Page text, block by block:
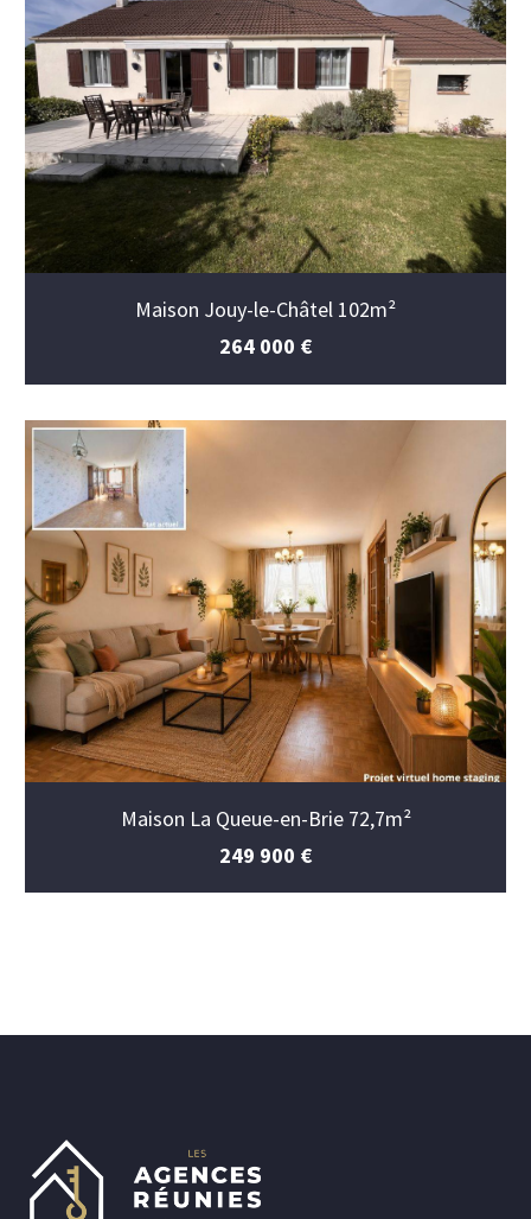
Maison Jouy-le-Châtel 102m²
264 000 €
Maison La Queue-en-Brie 72,7m²
249 900 €